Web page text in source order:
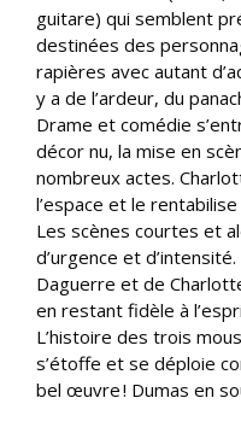
guitare) qui semblent
destinées des
rapières avec autant
y a de l’ardeur, du
Drame et comédie
décor nu, la mise en
nombreux actes.
l’espace et le
Les scènes courtes et
d’urgence et
Daguerre et de
en restant fidèle à
L’histoire des trois
s’étoffe et se déploie
bel œuvre ! Dumas en